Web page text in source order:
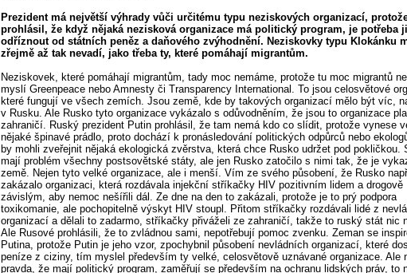
Prezident má největší výhrady vůči určitému typu neziskových organizací,
prohlásil, že když nějaká nezisková organizace má politický program, je potřeba ji
odříznout od státních peněz a daňového zvýhodnění. Neziskovky typu Klokánku
zřejmě až tak nevadí, jako třeba ty, které pomáhají migrantům.
Neziskovek, které pomáhají migrantům, tady moc nemáme, protože tu moc migrantů
myslí Greenpeace nebo Amnesty či Transparency International. To jsou celosvětové
které fungují ve všech zemích. Jsou země, kde by takových organizací mělo být víc,
v Rusku. Ale Rusko tyto organizace vykázalo s odůvodněním, že jsou to organizace
zahraničí. Ruský prezident Putin prohlásil, že tam nemá kdo co slídit, protože vynese
nějaké špinavé prádlo, proto dochází k pronásledování politických odpůrců nebo
by mohli zveřejnit nějaká ekologická zvěrstva, která chce Rusko udržet pod pokličkou.
mají problém všechny postsovětské státy, ale jen Rusko zatočilo s nimi tak, že je
země. Nejen tyto velké organizace, ale i menší. Vím ze svého působení, že Rusko
zakázalo organizaci, která rozdávala injekční stříkačky HIV pozitivním lidem a drogově
závislým, aby nemoc nešířili dál. Ze dne na den to zakázali, protože je to prý podpora
toxikomanie, ale pochopitelně výskyt HIV stoupl. Přitom stříkačky rozdávali lidé z
organizací a dělali to zadarmo, stříkačky přiváželi ze zahraničí, takže to ruský stát nic
Ale Rusové prohlásili, že to zvládnou sami, nepotřebují pomoc zvenku. Zeman se
Putina, protože Putin je jeho vzor, zpochybnil působení nevládních organizací, které
peníze z ciziny, tím myslel především ty velké, celosvětově uznávané organizace. Ale
pravda, že mají politický program, zaměřují se především na ochranu lidských práv, to